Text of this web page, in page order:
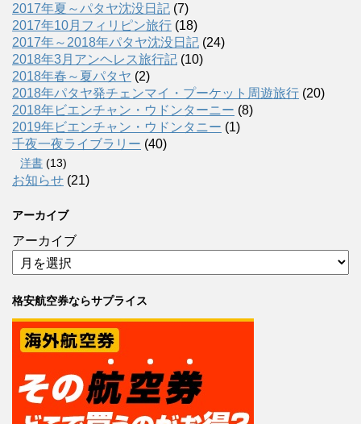
2017年夏～パタヤ沈没日記 (7)
2017年10月フィリピン旅行 (18)
2017年～2018年パタヤ沈没日記 (24)
2018年3月アンヘレス旅行記 (10)
2018年春～夏パタヤ (2)
2018年パタヤ発チェンマイ・プーケット周遊旅行 (20)
2018年ビエンチャン・ウドンターニー (8)
2019年ビエンチャン・ウドンタニー (1)
千夜一夜ライブラリー (40)
洋書 (13)
お知らせ (21)
アーカイブ
アーカイブ
格安航空券ならサプライス